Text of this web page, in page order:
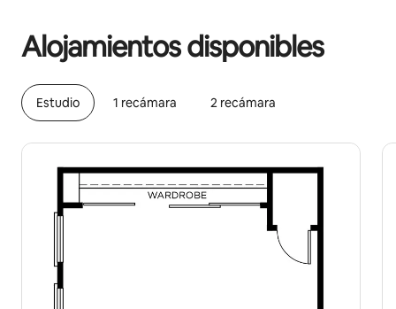
Alojamientos disponibles
Estudio 1 recámara 2 recámara